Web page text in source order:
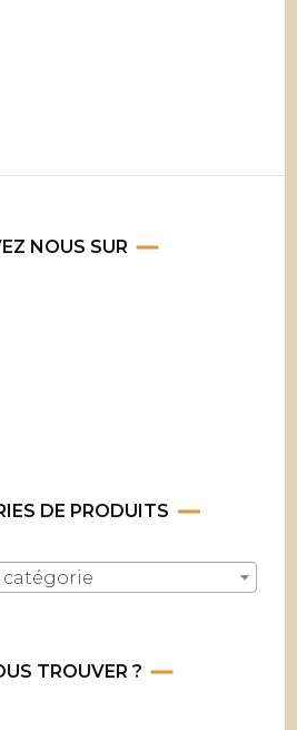
NOUS SUR
DE PRODUITS
TROUVER ?